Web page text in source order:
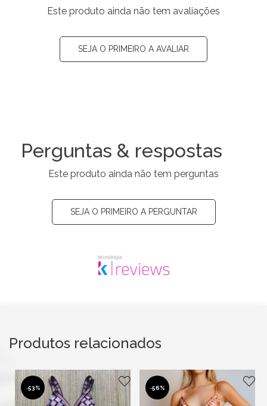
Este produto ainda não tem avaliações
SEJA O PRIMEIRO A AVALIAR
Perguntas & respostas
Este produto ainda não tem perguntas
SEJA O PRIMEIRO A PERGUNTAR
Produtos relacionados
-53% -56%